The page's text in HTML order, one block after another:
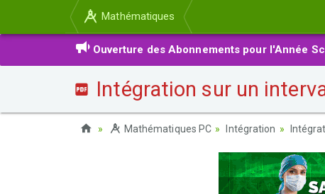
Mathématiques
Ouverture des Abonnements pour l'Année
Intégration sur un
Mathématiques PC Intégration